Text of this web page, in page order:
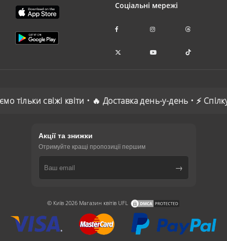
Соціальні мережі
квіти • 🔥 Доставка день-у-день • ⚡
Акції та знижки
Отримуйте кращі пропозиції першим
→
© Київ 2026 Магазин квітів UFL